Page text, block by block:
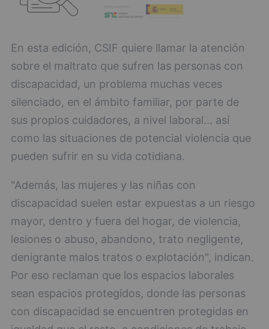
En esta edición, CSIF quiere llamar la atención
sobre el maltrato que sufren las personas con
discapacidad, un problema muchas veces
silenciado, en el ámbito familiar, por parte de
sus propios cuidadores, a nivel laboral... así
como las situaciones de potencial violencia que
pueden sufrir en su vida cotidiana.
"Además, las mujeres y las niñas con
discapacidad suelen estar expuestas a un riesgo
mayor, dentro y fuera del hogar, de violencia,
lesiones o abuso, abandono, trato negligente,
denigrante malos tratos o explotación", indican.
Por eso reclaman que los espacios laborales
sean espacios protegidos, donde las personas
con discapacidad se encuentren protegidas en